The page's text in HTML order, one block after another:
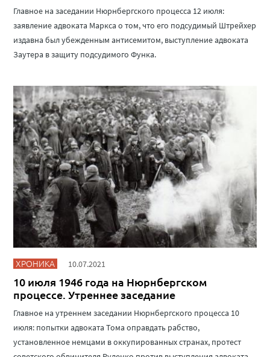
Главное на заседании Нюрнбергского процесса 12 июля:
заявление адвоката Маркса о том, что его подсудимый Штрейхер
издавна был убежденным антисемитом, выступление адвоката
Заутера в защиту подсудимого Функа.
ХРОНИКА 10.07.2021
10 июля 1946 года на Нюрнбергском
процессе. Утреннее заседание
Главное на утреннем заседании Нюрнбергского процесса 10
июля: попытки адвоката Тома оправдать рабство,
установленное немцами в оккупированных странах, протест